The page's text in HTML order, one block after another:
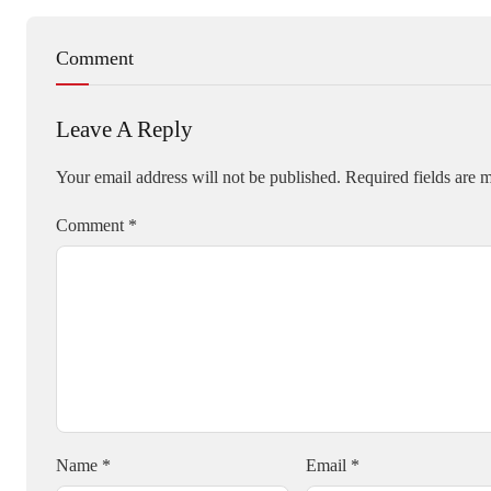
Comment
Leave A Reply
Your email address will not be published. Required fields are
Comment *
Name * Email *